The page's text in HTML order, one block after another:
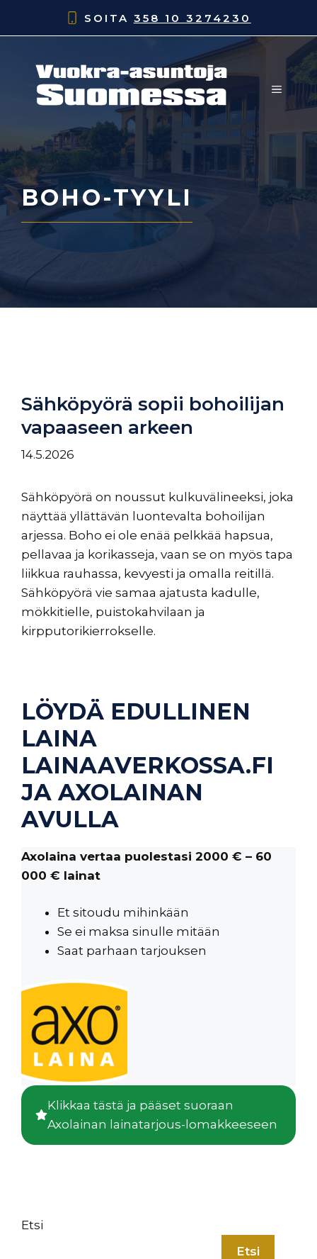
SOITA 358 10 3274230
BOHO-TYYLI
Sähköpyörä sopii bohoilijan
vapaaseen arkeen
14.5.2026
Sähköpyörä on noussut kulkuvälineeksi, joka
näyttää yllättävän luontevalta bohoilijan
arjessa. Boho ei ole enää pelkkää hapsua,
pellavaa ja korikasseja, vaan se on myös tapa
liikkua rauhassa, kevyesti ja omalla reitillä.
Sähköpyörä vie samaa ajatusta kadulle,
mökkitielle, puistokahvilaan ja
kirpputorikierrokselle.
LÖYDÄ EDULLINEN
LAINA
LAINAAVERKOSSA.FI
JA AXOLAINAN
AVULLA
Axolaina vertaa puolestasi 2000 € – 60
000 € lainat
Et sitoudu mihinkään
Se ei maksa sinulle mitään
Saat parhaan tarjouksen
Klikkaa tästä ja pääset suoraan
Axolainan lainatarjous-lomakkeeseen
Etsi
Etsi